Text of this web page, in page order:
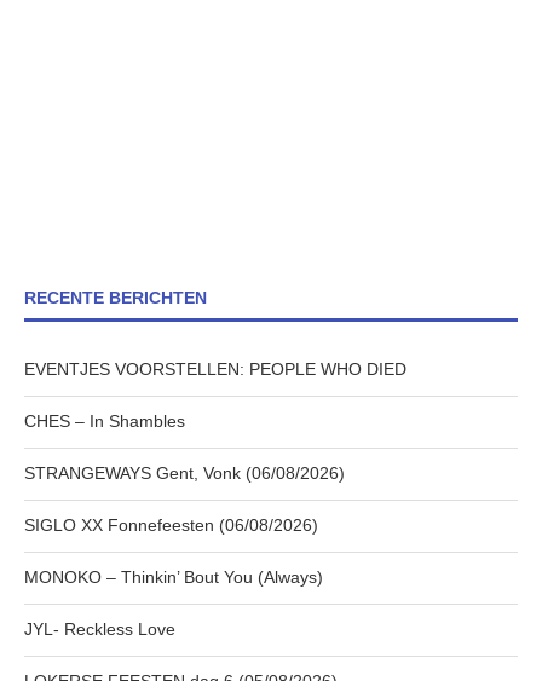
RECENTE BERICHTEN
EVENTJES VOORSTELLEN: PEOPLE WHO DIED
CHES – In Shambles
STRANGEWAYS Gent, Vonk (06/08/2026)
SIGLO XX Fonnefeesten (06/08/2026)
MONOKO – Thinkin’ Bout You (Always)
JYL- Reckless Love